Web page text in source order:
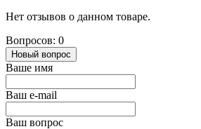
Нет отзывов о данном товаре.
Вопросов: 0
Новый вопрос
Ваше имя
Ваш e-mail
Ваш вопрос